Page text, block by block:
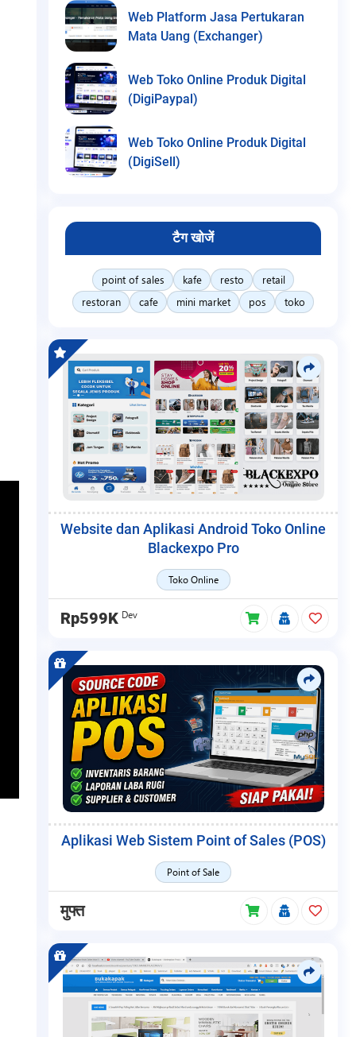
Web Platform Jasa Pertukaran
Mata Uang (Exchanger)
Web Toko Online Produk Digital
(DigiPaypal)
Web Toko Online Produk Digital
(DigiSell)
टैग खोजें
point of sales kafe resto
retail
restoran
cafe mini market pos toko
Website dan Aplikasi Android Toko Online
Blackexpo Pro
Toko Online
Rp599K Dev
Aplikasi Web Sistem Point of Sales (POS)
Point of Sale
मुफ्त